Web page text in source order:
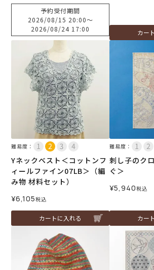
予約受付期間
2026/08/15 20:00〜
2026/08/24 17:00
カー
難易度：
Yネックベスト＜コットンフ
ィールファイン07LB＞（編
み物 材料セット）
¥6,105税込
カートに入れる
難易度：
刺し子のク
ぐ＞
¥5,940税込
カー